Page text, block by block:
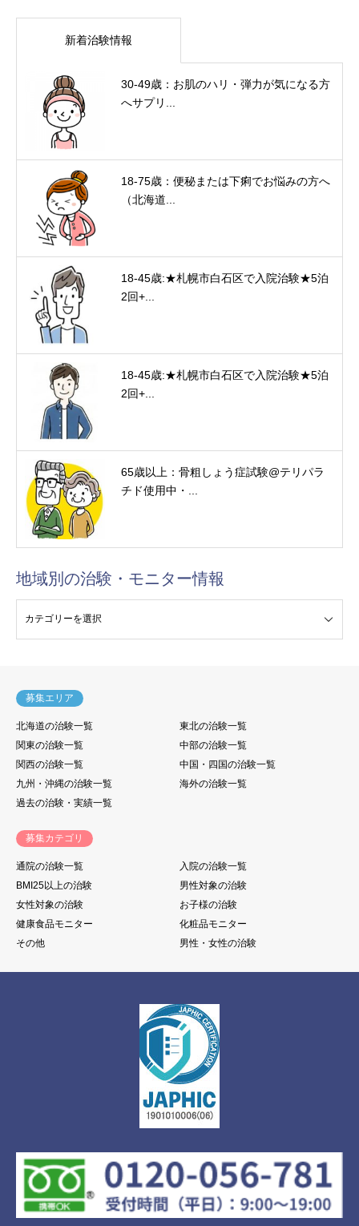
新着治験情報
30-49歳：お肌のハリ・弾力が気になる方
へサプリ...
18-75歳：便秘または下痢でお悩みの方へ
（北海道...
18-45歳:★札幌市白石区で入院治験★5泊
2回+...
18-45歳:★札幌市白石区で入院治験★5泊
2回+...
65歳以上：骨粗しょう症試験@テリパラ
チド使用中・...
地域別の治験・モニター情報
募集エリア
北海道の治験一覧
東北の治験一覧
関東の治験一覧
中部の治験一覧
関西の治験一覧
中国・四国の治験一覧
九州・沖縄の治験一覧
海外の治験一覧
過去の治験・実績一覧
募集カテゴリ
通院の治験一覧
入院の治験一覧
BMI25以上の治験
男性対象の治験
女性対象の治験
お子様の治験
健康食品モニター
化粧品モニター
その他
男性・女性の治験